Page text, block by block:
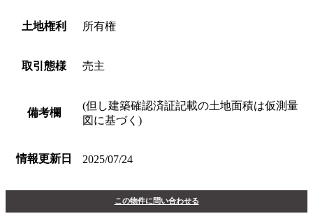
土地権利 所有権
取引態様 売主
備考欄
(但し建築確認済証記載の土地面積は仮測量
図に基づく)
情報更新日 2025/07/24
この物件に問い合わせる